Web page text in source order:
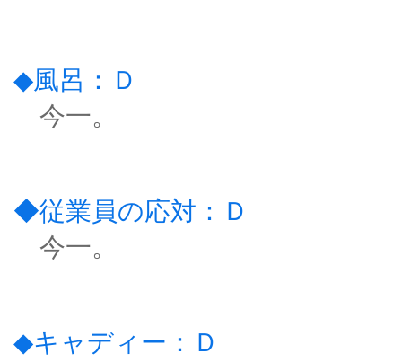
◆風呂：Ｄ
今一。
◆従業員の応対：Ｄ
今一。
◆キャディー：Ｄ